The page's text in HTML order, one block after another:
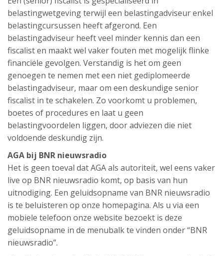
belastingwetgeving terwijl een belastingadviseur enkel
belastingcursussen heeft afgerond. Een
belastingadviseur heeft veel minder kennis dan een
fiscalist en maakt wel vaker fouten met mogelijk flinke
financiële gevolgen. Verstandig is het om geen
genoegen te nemen met een niet gediplomeerde
belastingadviseur, maar om een deskundige senior
fiscalist in te schakelen. Zo voorkomt u problemen,
boetes of procedures en laat u geen
belastingvoordelen liggen, door adviezen die niet
voldoende deskundig zijn.
AGA bij BNR nieuwsradio
Het is geen toeval dat AGA als autoriteit, wel eens vaker
live op BNR nieuwsradio komt, op basis van hun
uitnodiging. Een geluidsopname van BNR nieuwsradio
is te beluisteren op onze homepagina. Als u via een
mobiele telefoon onze website bezoekt is deze
geluidsopname in de menubalk te vinden onder “BNR
nieuwsradio”.